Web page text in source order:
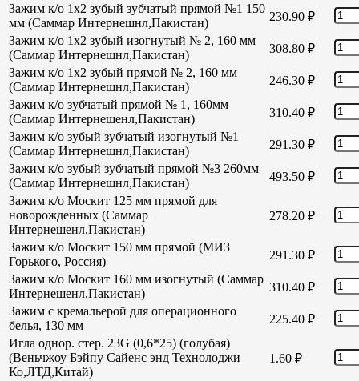
Зажим к/о 1х2 зубый зубчатый прямой №1 150
мм (Саммар Интернешнл,Пакистан)
230.90 ₽
Зажим к/о 1х2 зубый изогнутый № 2, 160 мм
(Саммар Интернешнл,Пакистан)
308.80 ₽
Зажим к/о 1х2 зубый прямой № 2, 160 мм
(Саммар Интернешнл,Пакистан)
246.30 ₽
Зажим к/о зубчатый прямой № 1, 160мм
(Саммар Интернешенл,Пакистан)
310.40 ₽
Зажим к/о зубый зубчатый изогнутый №1
(Саммар Интернешнл,Пакистан)
291.30 ₽
Зажим к/о зубый зубчатый прямой №3 260мм
(Саммар Интернешнл,Пакистан)
493.50 ₽
Зажим к/о Москит 125 мм прямой для
новорожденных (Саммар
Интернешенл,Пакистан)
278.20 ₽
Зажим к/о Москит 150 мм прямой (МИЗ
Горького, Россия)
291.30 ₽
Зажим к/о Москит 160 мм изогнутый (Саммар
Интернешенл,Пакистан)
310.40 ₽
Зажим с кремальерой для операционного
белья, 130 мм
225.40 ₽
Игла однор. стер. 23G (0,6*25) (голубая)
(Веньчжоу Бэйпу Сайенс энд Технолоджи
Ко,ЛТД,Китай)
1.60 ₽